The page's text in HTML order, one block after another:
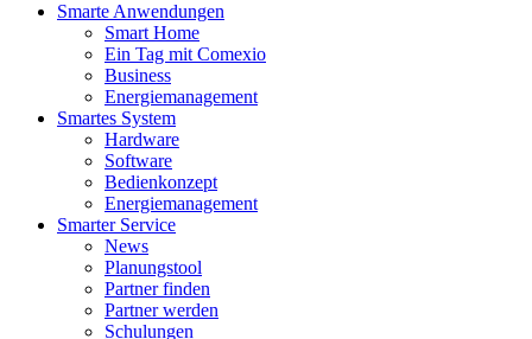
Smarte Anwendungen
Smart Home
Ein Tag mit Comexio
Business
Energiemanagement
Smartes System
Hardware
Software
Bedienkonzept
Energiemanagement
Smarter Service
News
Planungstool
Partner finden
Partner werden
Schulungen